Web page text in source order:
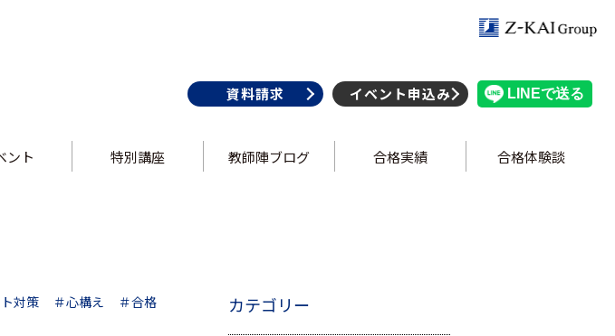
資料請求 イベント申込み
ント 特別講座 教師陣ブログ 合格実績 合格体験談
対策 ＃心構え ＃合格 カテゴリー